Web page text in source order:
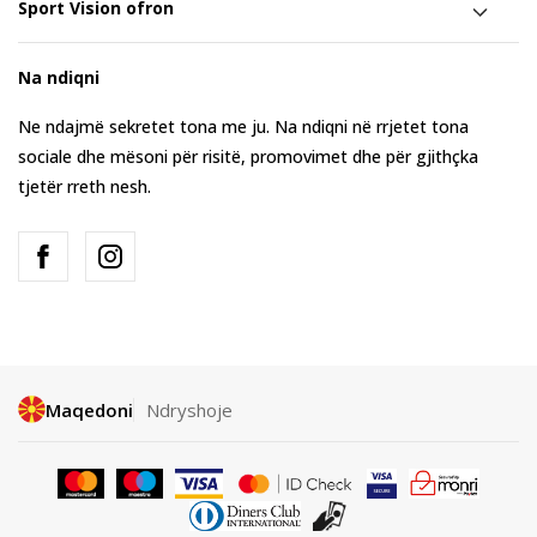
Sport Vision ofron
Na ndiqni
Ne ndajmë sekretet tona me ju. Na ndiqni në rrjetet tona
sociale dhe mësoni për risitë, promovimet dhe për gjithçka
tjetër rreth nesh.
Maqedoni Ndryshoje